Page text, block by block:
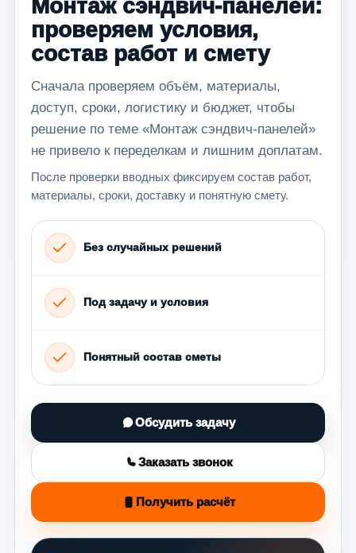
Монтаж сэндвич-панелей:
проверяем условия,
состав работ и смету
Сначала проверяем объём, материалы,
доступ, сроки, логистику и бюджет, чтобы
решение по теме «Монтаж сэндвич-панелей»
не привело к переделкам и лишним доплатам.
После проверки вводных фиксируем состав работ,
материалы, сроки, доставку и понятную смету.
Без случайных решений
Под задачу и условия
Понятный состав сметы
Обсудить задачу
Заказать звонок
Получить расчёт